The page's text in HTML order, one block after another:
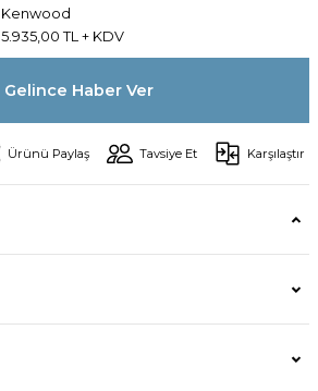
Kenwood
5.935,00 TL + KDV
Gelince Haber Ver
Ürünü Paylaş Tavsiye Et Karşılaştır